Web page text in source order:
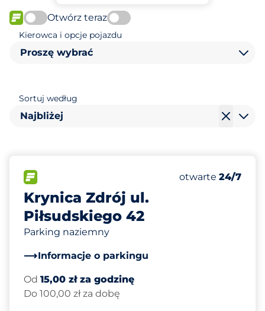
FLOW
Otwórz teraz
Kierowca i opcje pojazdu
Proszę wybrać
Sortuj według
Najbliżej
Krynica Zdrój ul.
Piłsudskiego 42
Parking naziemny
Informacje o parkingu
Liczba miejsc
Całkowita
Sobota
otwarte 24/7
Od 15,00 zł za godzinę
Do 100,00 zł za dobę